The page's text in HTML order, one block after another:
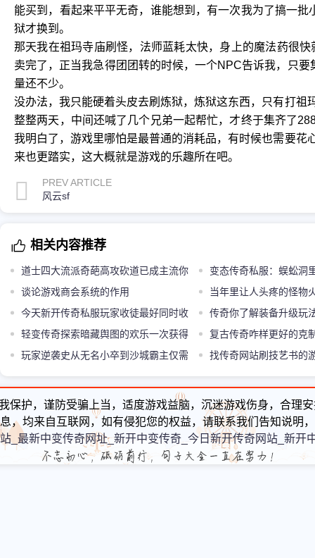
能买到，看起来平平无奇，谁能想到，有一次我为了搞一
狱才换到。
那天我在祖玛寺庙刷怪，法师蓝耗太快，身上的魔法药很
卖完了，正当我急得团团转的时候，一个NPC告诉我，只
量还不少。
没办法，我只能硬着头皮去刷炼狱，炼狱这东西，只有打
整整两天，中间还喊了几个兄弟一起帮忙，才终于集齐了
我明白了，游戏里哪怕是最普通的消耗品，有时候也需要
来也更踏实，这大概就是游戏的乐趣所在吧。
PREV ARTICLE
风云sf
相关内容推荐
道士四大流派奇葩高攻砍道已成主流你
属于哪一派
变态传奇私服：蜈蚣洞
跳跳蜂
谈论游戏商会系统的作用
当年里让人头疼的怪物
白都算福利怪
今天新开传奇私服玩家收徒最好同时收
多个
传奇你了解装备升级玩
轻变传奇探索暗藏舆图的欢乐一次获得
两把顶级神器
复古传奇咋样更好的克
中的困难游
玩家逆袭史从无名小卒到沙城霸主仅需
一枚复活戒指
找传奇网站刷技艺书的
保护，谨防受骗上当，适度游戏益脑，沉迷游戏伤身，合理
，均来自互联网，如有侵犯您的权益，请联系我们告知说明
_最新中变传奇网址_新开中变传奇_今日新开传奇网站_新开